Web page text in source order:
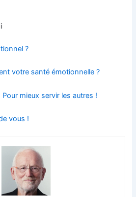
?
votre santé émotionnelle ?
mieux servir les autres !
vous !